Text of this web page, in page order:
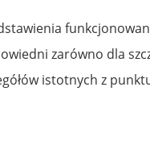
zarówno dla
istotnych z